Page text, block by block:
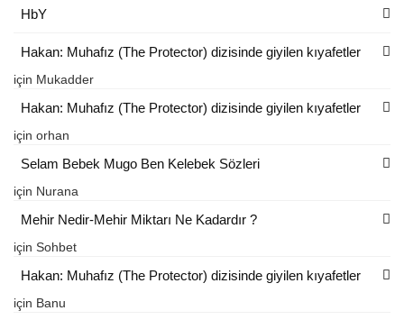
HbY
Hakan: Muhafız (The Protector) dizisinde giyilen kıyafetler
için Mukadder
Hakan: Muhafız (The Protector) dizisinde giyilen kıyafetler
için orhan
Selam Bebek Mugo Ben Kelebek Sözleri
için Nurana
Mehir Nedir-Mehir Miktarı Ne Kadardır ?
için Sohbet
Hakan: Muhafız (The Protector) dizisinde giyilen kıyafetler
için Banu